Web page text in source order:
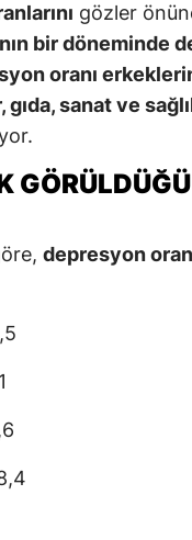
gözler
bir döneminde
oranı
sanat ve
GÖRÜLDÜĞÜ
depresyon